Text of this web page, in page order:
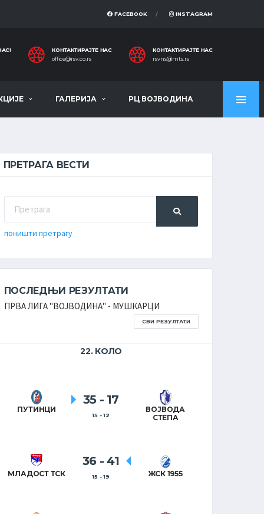
FACEBOOK INSTAGRAM
КОНТАКТИРАЈТЕ НАС
office@rsv.co.rs
КОНТАКТИРАЈТЕ НАС
rsvns@mts.rs
ГАЛЕРИЈА РЦ ВОЈВОДИНА
ПРЕТРАГА ВЕСТИ
поништи претрагу
ПОСЛЕДЊИ РЕЗУЛТАТИ
ПРВА ЛИГА ''ВОЈВОДИНА'' - МУШКАРЦИ
СВИ РЕЗУЛТАТИ
22. КОЛО
ПУТИНЦИ
35 - 17
15 - 12
ВОЈВОДА
СТЕПА
МЛАДОСТ ТСК
36 - 41
15 - 19 ЖСК 1955